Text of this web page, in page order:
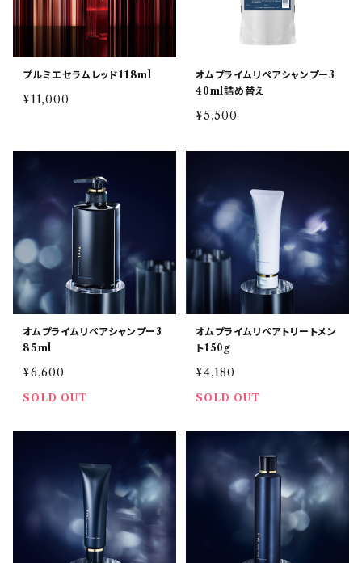
プルミエセラムレッド118ml
¥11,000
オムプライムリペアシャンプー3
40ml詰め替え
¥5,500
オムプライムリペアシャンプー3
85ml
¥6,600
SOLD OUT
オムプライムリペアトリートメン
ト150g
¥4,180
SOLD OUT